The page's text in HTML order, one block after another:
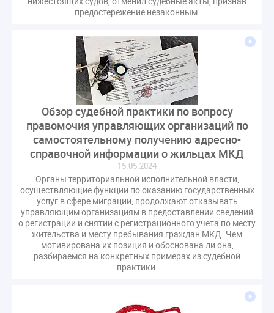
предостережение незаконным.
Обзор судебной практики по вопросу
правомочия управляющих организаций по
самостоятельному получению адресно-
справочной информации о жильцах МКД
15.05.2024
Органы территориальной исполнительной власти,
осуществляющие функции по оказанию государственных
услуг в сфере миграции, продолжают отказывать
управляющим организациям в предоставлении сведений
о регистрации и снятии с регистрационного учета по месту
жительства и месту пребывания граждан МКД. Чем
мотивирована их позиция и обоснована ли она,
разбираемся на конкретных примерах из судебной
практики.